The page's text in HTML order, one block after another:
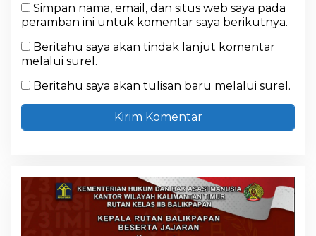
Simpan nama, email, dan situs web saya pada
peramban ini untuk komentar saya berikutnya.
Beritahu saya akan tindak lanjut komentar
melalui surel.
Beritahu saya akan tulisan baru melalui surel.